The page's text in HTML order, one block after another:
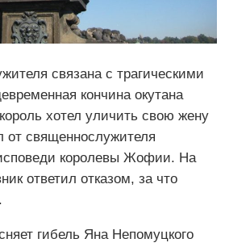
связана с трагическими
кончина окутана
хотел уличить свою жену
от священнослужителя
королевы Жофии. На
ответил отказом, за что
гибель Яна Непомуцкого